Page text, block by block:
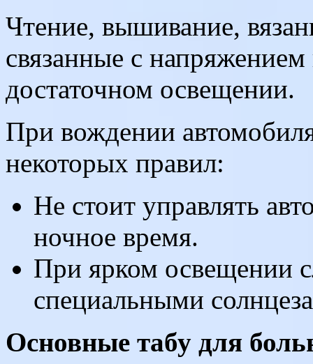
Чтение, вышивание,
связанные с
достаточном освещении.
При вождении
некоторых правил:
Не стоит управлять
ночное время.
При ярком освещении
специальными
Основные табу для